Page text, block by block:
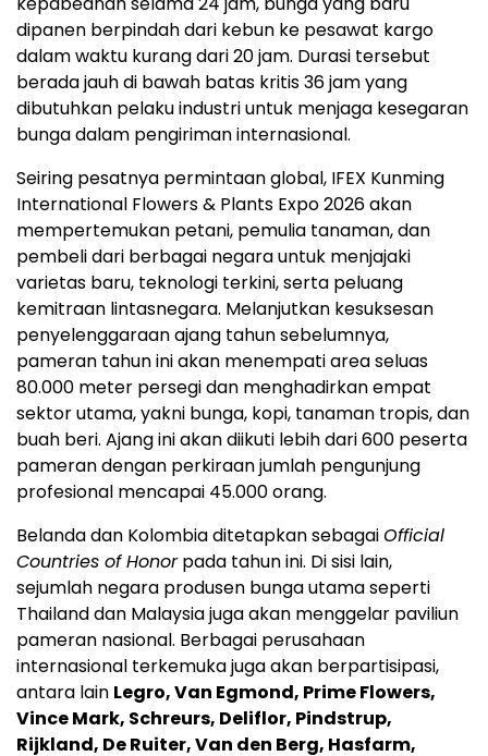
dipanen berpindah dari kebun ke pesawat kargo
dalam waktu kurang dari 20 jam. Durasi tersebut
berada jauh di bawah batas kritis 36 jam yang
dibutuhkan pelaku industri untuk menjaga kesegaran
bunga dalam pengiriman internasional.
Seiring pesatnya permintaan global, IFEX Kunming
International Flowers & Plants Expo 2026 akan
mempertemukan petani, pemulia tanaman, dan
pembeli dari berbagai negara untuk menjajaki
varietas baru, teknologi terkini, serta peluang
kemitraan lintasnegara. Melanjutkan kesuksesan
penyelenggaraan ajang tahun sebelumnya,
pameran tahun ini akan menempati area seluas
80.000 meter persegi dan menghadirkan empat
sektor utama, yakni bunga, kopi, tanaman tropis, dan
buah beri. Ajang ini akan diikuti lebih dari 600 peserta
pameran dengan perkiraan jumlah pengunjung
profesional mencapai 45.000 orang.
Belanda dan Kolombia ditetapkan sebagaiOfficial
Countries of Honorpada tahun ini. Di sisi lain,
sejumlah negara produsen bunga utama seperti
Thailand dan Malaysia juga akan menggelar paviliun
pameran nasional. Berbagai perusahaan
internasional terkemuka juga akan berpartisipasi,
antara lain Legro, Van Egmond, Prime Flowers,
Vince Mark, Schreurs, Deliflor, Pindstrup,
Rijkland, De Ruiter, Van den Berg, Hasfarm,